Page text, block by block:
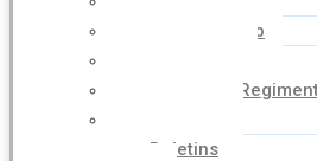
Coordenação
Estatuto e
Boletins